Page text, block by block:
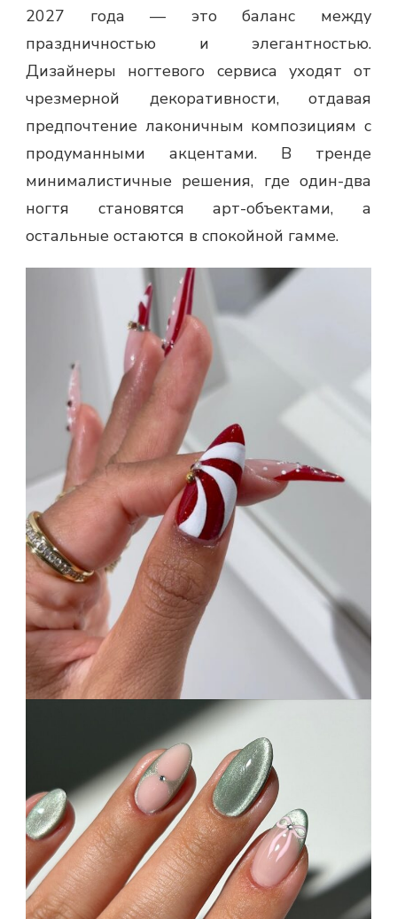
2027 года — это баланс между
праздничностью и элегантностью.
Дизайнеры ногтевого сервиса уходят от
чрезмерной декоративности, отдавая
предпочтение лаконичным композициям с
продуманными акцентами. В тренде
минималистичные решения, где один-два
ногтя становятся арт-объектами, а
остальные остаются в спокойной гамме.